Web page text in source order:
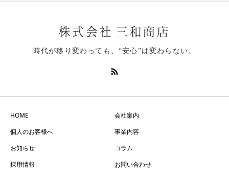
時代が移り変わっても、“安心”は変わらない。
HOME
会社案内
個人のお客様へ
事業内容
お知らせ
コラム
採用情報
お問い合わせ